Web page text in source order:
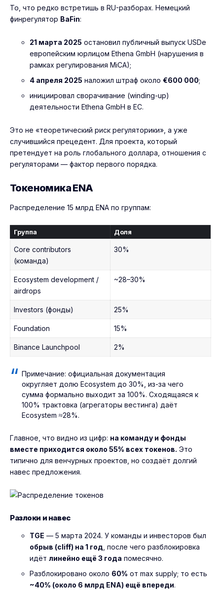
То, что редко встретишь в RU-разборах. Немецкий
финрегулятор BaFin:
21 марта 2025 остановил публичный выпуск USDe
европейским юрлицом Ethena GmbH (нарушения в
рамках регулирования MiCA);
4 апреля 2025 наложил штраф около €600 000;
инициировал сворачивание (winding-up)
деятельности Ethena GmbH в ЕС.
Это не «теоретический риск регуляторики», а уже
случившийся прецедент. Для проекта, который
претендует на роль глобального доллара, отношения с
регуляторами — фактор первого порядка.
Токеномика ENA
Распределение 15 млрд ENA по группам:
Группа Доля
Core contributors
(команда)
30%
Ecosystem development /
airdrops
~28–30%
Investors (фонды) 25%
Foundation 15%
Binance Launchpool 2%
Примечание: официальная документация
округляет долю Ecosystem до 30%, из-за чего
сумма формально выходит за 100%. Сходящаяся к
100% трактовка (агрегаторы вестинга) даёт
Ecosystem ≈28%.
Главное, что видно из цифр: на команду и фонды
вместе приходится около 55% всех токенов. Это
типично для венчурных проектов, но создаёт долгий
навес предложения.
Разлоки и навес
TGE — 5 марта 2024. У команды и инвесторов был
обрыв (cliff) на 1 год , после чего разблокировка
идёт линейно ещё 3 года помесячно.
Разблокировано около 60% от max supply; то есть
~40% (около 6 млрд ENA) ещё впереди.